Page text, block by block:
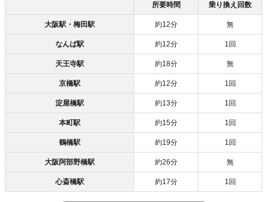
所要時間 乗り換え回数
大阪駅・梅田駅 約12分 無
なんば駅 約12分 1回
天王寺駅 約18分 無
京橋駅 約12分 1回
淀屋橋駅 約13分 1回
本町駅 約15分 1回
鶴橋駅 約19分 1回
大阪阿部野橋駅 約26分 無
心斎橋駅 約17分 1回